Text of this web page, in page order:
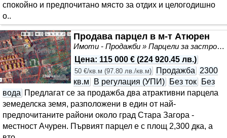
спокойно и предпочитано място за отдих и целогодишно
о..
Продава парцел в м-т Атюрен
Имоти - Продажби » Парцели за застрояване, Инвестиционни проекти
Цена: 115 000 € (224 920.45 лв.)
50 €/кв.м (97.80 лв./кв.м) Продажба
2300
кв.м
В регулация (УПИ) Без ток
Без
вода Предлагат се за продажба два атрактивни парцела
земеделска земя, разположени в един от най-
предпочитаните райони около град Стара Загора -
местност Ачурен. Първият парцел е с площ 2,300 дка, а